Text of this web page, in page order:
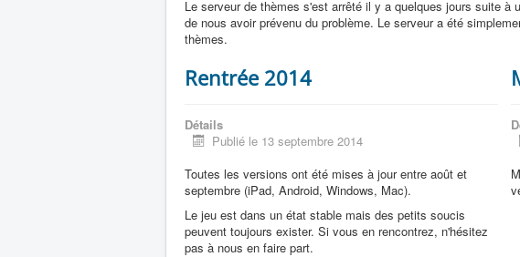
Le serveur de thèmes s'est arrêté il y a quelques jours suite
de nous avoir prévenu du problème. Le serveur a été
thèmes.
Rentrée 2014
Détails
Publié le 13 septembre 2014
Toutes les versions ont été mises à jour entre août et
septembre (iPad, Android, Windows, Mac).
Le jeu est dans un état stable mais des petits soucis
peuvent toujours exister. Si vous en rencontrez, n'hésitez
pas à nous en faire part.